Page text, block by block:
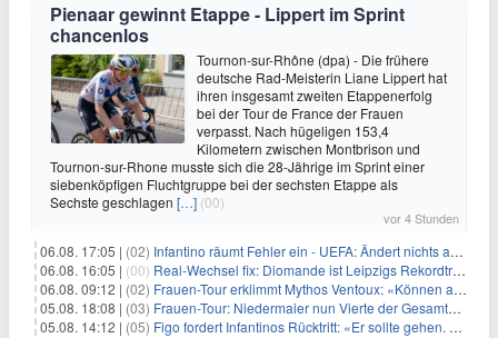
Pienaar gewinnt Etappe - Lippert im Sprint
chancenlos
Tournon-sur-Rhône (dpa) - Die frühere
deutsche Rad-Meisterin Liane Lippert hat
ihren insgesamt zweiten Etappenerfolg
bei der Tour de France der Frauen
verpasst. Nach hügeligen 153,4
Kilometern zwischen Montbrison und
Tournon-sur-Rhone musste sich die 28-Jährige im Sprint einer
siebenköpfigen Fluchtgruppe bei der sechsten Etappe als
Sechste geschlagen […] (00)
vor 4 Stunden
06.08. 17:05 | (02) Infantino räumt Fehler ein - UEFA: Ändert nichts an Boykott
06.08. 16:05 | (00) Real-Wechsel fix: Diomande ist Leipzigs Rekordtransfer
06.08. 09:12 | (02) Frauen-Tour erklimmt Mythos Ventoux: «Können alles schaffen»
05.08. 18:08 | (03) Frauen-Tour: Niedermaier nun Vierte der Gesamtwertung
05.08. 14:12 | (05) Figo fordert Infantinos Rücktritt: «Er sollte gehen. Jetzt»